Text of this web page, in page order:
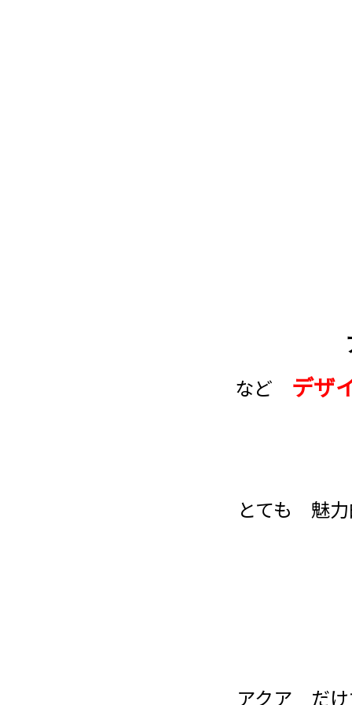
など デザ
とても 魅
アクア だけ